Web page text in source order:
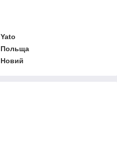
Yato
Польща
Новий